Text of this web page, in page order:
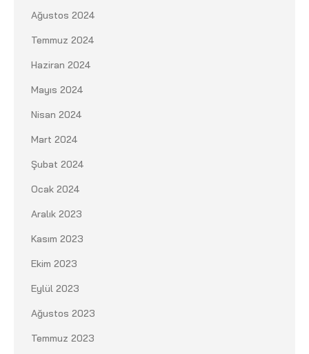
Ağustos 2024
Temmuz 2024
Haziran 2024
Mayıs 2024
Nisan 2024
Mart 2024
Şubat 2024
Ocak 2024
Aralık 2023
Kasım 2023
Ekim 2023
Eylül 2023
Ağustos 2023
Temmuz 2023